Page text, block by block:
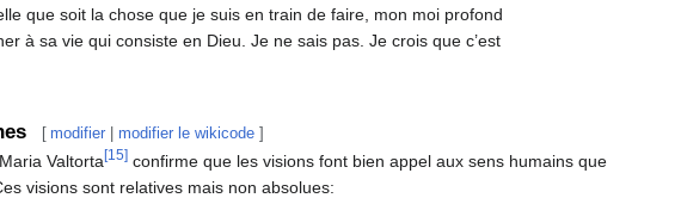
que soit la chose que je suis en train de faire, mon moi profond
à sa vie qui consiste en Dieu. Je ne sais pas. Je crois que c’est
[ modifier |modifier le wikicode ]
Valtorta [15] confirme que les visions font bien appel aux sens humains que
visions sont relatives mais non absolues: